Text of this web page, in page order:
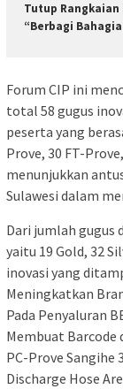
Tutup Rangkaian
“Berbagi
Forum CIP ini
total 58 gugus
peserta yang
Prove, 30 FT-
menunjukkan
Sulawesi dalam
Dari jumlah gugus
yaitu 19 Gold, 32
inovasi yang
Meningkatkan
Pada Penyaluran
Membuat Barcode
PC-Prove Sangihe
Discharge Hose